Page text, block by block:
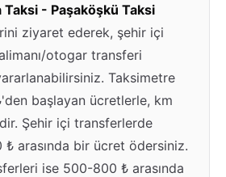
Taksi - Paşaköşkü Taksi
ziyaret ederek, şehir içi
otogar transferi
Taksimetre
başlayan ücretlerle, km
Şehir içi transferlerde
arasında bir ücret ödersiniz.
ise 500-800 ₺ arasında